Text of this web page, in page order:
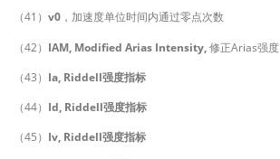
（41） v0 ，加速度单位时间内通过零点次数
（42） IAM, Modified Arias Intensity,修正Arias强度
（43） Ia, Riddell强度指标
（44） Id, Riddell强度指标
（45） Iv, Riddell强度指标